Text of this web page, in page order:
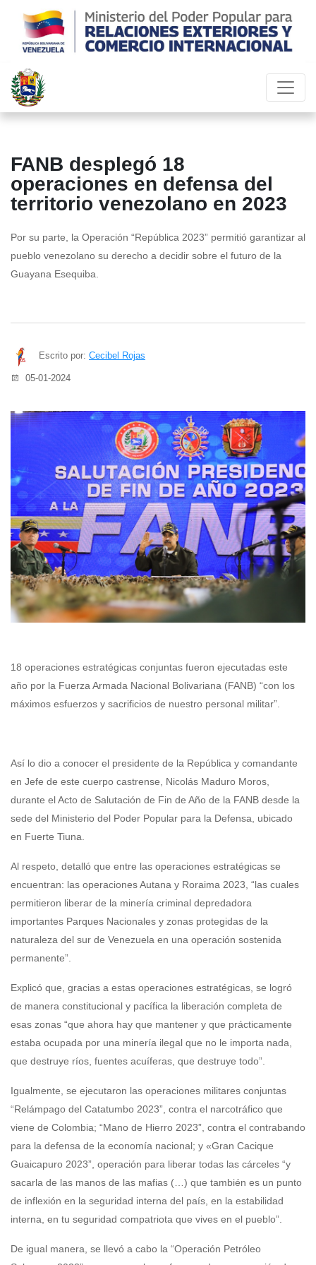
FANB desplegó 18
operaciones en defensa del
territorio venezolano en 2023
Por su parte, la Operación “República 2023” permitió garantizar al
pueblo venezolano su derecho a decidir sobre el futuro de la
Guayana Esequiba.
Escrito por: Cecibel Rojas
05-01-2024
18 operaciones estratégicas conjuntas fueron ejecutadas este
año por la Fuerza Armada Nacional Bolivariana (FANB) “con los
máximos esfuerzos y sacrificios de nuestro personal militar”.
Así lo dio a conocer el presidente de la República y comandante
en Jefe de este cuerpo castrense, Nicolás Maduro Moros,
durante el Acto de Salutación de Fin de Año de la FANB desde la
sede del Ministerio del Poder Popular para la Defensa, ubicado
en Fuerte Tiuna.
Al respeto, detalló que entre las operaciones estratégicas se
encuentran: las operaciones Autana y Roraima 2023, “las cuales
permitieron liberar de la minería criminal depredadora
importantes Parques Nacionales y zonas protegidas de la
naturaleza del sur de Venezuela en una operación sostenida
permanente”.
Explicó que, gracias a estas operaciones estratégicas, se logró
de manera constitucional y pacífica la liberación completa de
esas zonas “que ahora hay que mantener y que prácticamente
estaba ocupada por una minería ilegal que no le importa nada,
que destruye ríos, fuentes acuíferas, que destruye todo”.
Igualmente, se ejecutaron las operaciones militares conjuntas
“Relámpago del Catatumbo 2023”, contra el narcotráfico que
viene de Colombia; “Mano de Hierro 2023”, contra el contrabando
para la defensa de la economía nacional; y «Gran Cacique
Guaicapuro 2023”, operación para liberar todas las cárceles “y
sacarla de las manos de las mafias (…) que también es un punto
de inflexión en la seguridad interna del país, en la estabilidad
interna, en tu seguridad compatriota que vives en el pueblo”.
De igual manera, se llevó a cabo la “Operación Petróleo